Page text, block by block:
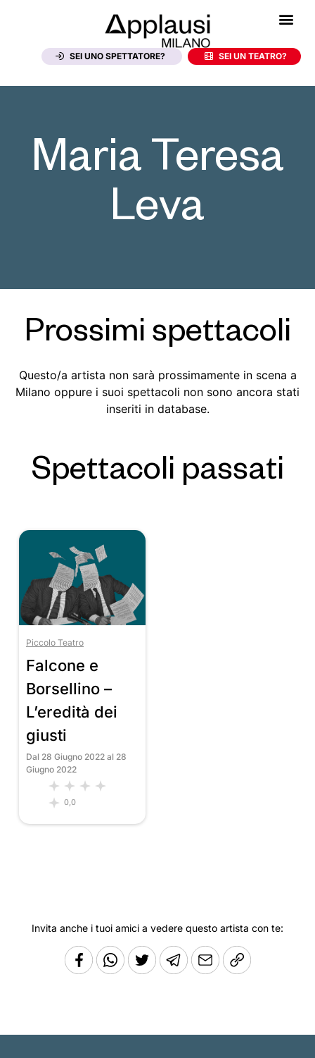
SEI UNO SPETTATORE? SEI UN TEATRO?
Maria Teresa
Leva
Prossimi spettacoli
Questo/a artista non sarà prossimamente in scena a
Milano oppure i suoi spettacoli non sono ancora stati
inseriti in database.
Spettacoli passati
Piccolo Teatro
Falcone e
Borsellino –
L’eredità dei
giusti
Dal 28 Giugno 2022 al 28
Giugno 2022
0,0
Invita anche i tuoi amici a vedere questo artista con te: